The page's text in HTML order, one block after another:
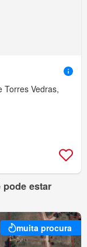
Torres Vedras,
pode estar
muita procura